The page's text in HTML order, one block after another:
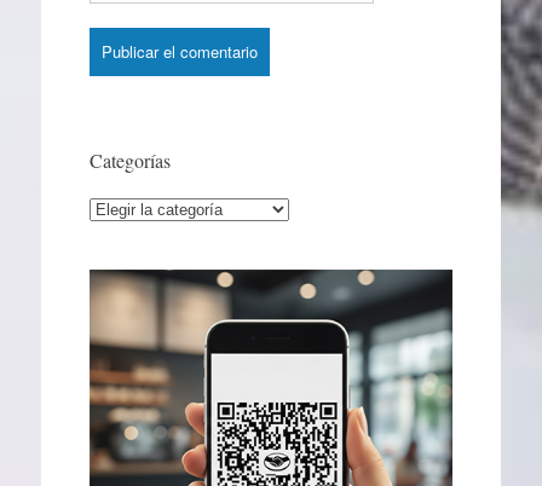
Categorías
Categorías